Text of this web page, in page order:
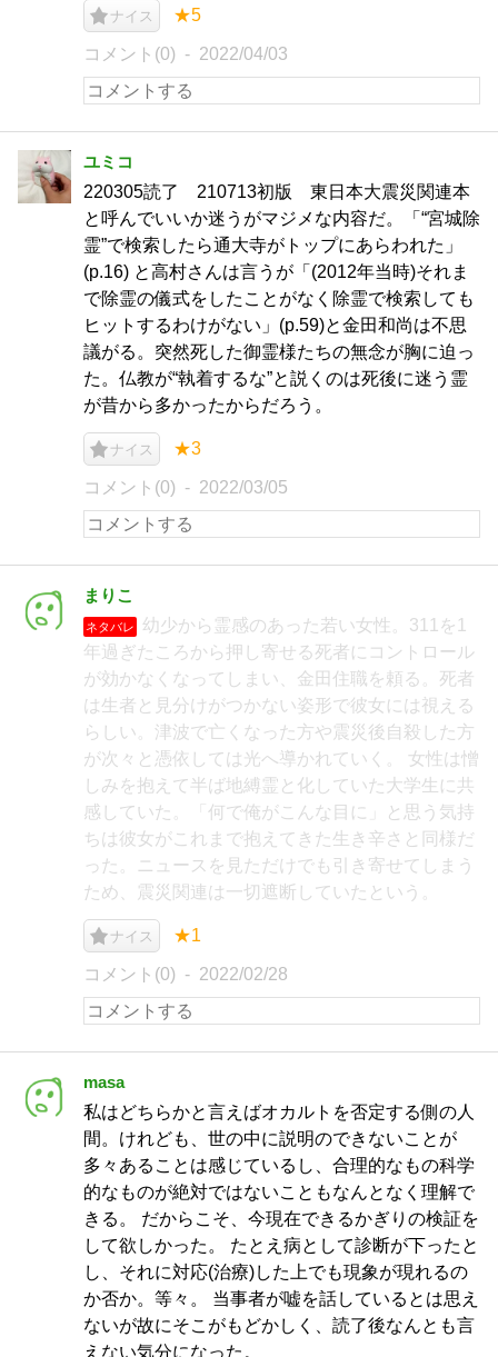
ナイス ★5
コメント(0) 2022/04/03
ユミコ
220305読了 210713初版 東日本大震災関連本
と呼んでいいか迷うがマジメな内容だ。「“宮城除
霊”で検索したら通大寺がトップにあらわれた」
(p.16) と高村さんは言うが「(2012年当時)それま
で除霊の儀式をしたことがなく除霊で検索しても
ヒットするわけがない」(p.59)と金田和尚は不思
議がる。突然死した御霊様たちの無念が胸に迫っ
た。仏教が“執着するな”と説くのは死後に迷う霊
が昔から多かったからだろう。
ナイス ★3
コメント(0) 2022/03/05
まりこ
ネタバレ
幼少から霊感のあった若い女性。311を1
年過ぎたころから押し寄せる死者にコントロール
が効かなくなってしまい、金田住職を頼る。死者
は生者と見分けがつかない姿形で彼女には視える
らしい。津波で亡くなった方や震災後自殺した方
が次々と憑依しては光へ導かれていく。 女性は憎
しみを抱えて半ば地縛霊と化していた大学生に共
感していた。「何で俺がこんな目に」と思う気持
ちは彼女がこれまで抱えてきた生き辛さと同様だ
った。ニュースを見ただけでも引き寄せてしまう
ため、震災関連は一切遮断していたという。
ナイス ★1
コメント(0) 2022/02/28
masa
私はどちらかと言えばオカルトを否定する側の人
間。けれども、世の中に説明のできないことが
多々あることは感じているし、合理的なもの科学
的なものが絶対ではないこともなんとなく理解で
きる。 だからこそ、今現在できるかぎりの検証を
して欲しかった。 たとえ病として診断が下ったと
し、それに対応(治療)した上でも現象が現れるの
か否か。等々。 当事者が嘘を話しているとは思え
ないが故にそこがもどかしく、読了後なんとも言
えない気分になった。